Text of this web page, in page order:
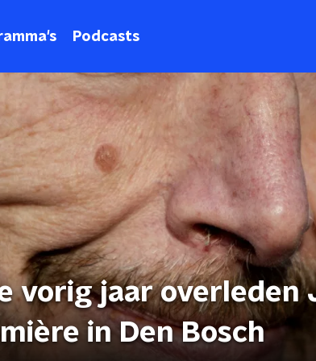
Podcasts
vorig jaar overleden
in Den Bosch